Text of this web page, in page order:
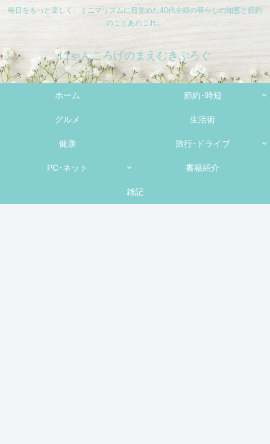
毎日をもっと楽しく。ミニマリズムに目覚めた40代主婦の暮らしの知恵と節約
のことあれこれ。
にゃんころげのまえむきぶろぐ
ホーム 節約･時短
グルメ 生活術
健康 旅行･ドライブ
PC･ネット 書籍紹介
雑記